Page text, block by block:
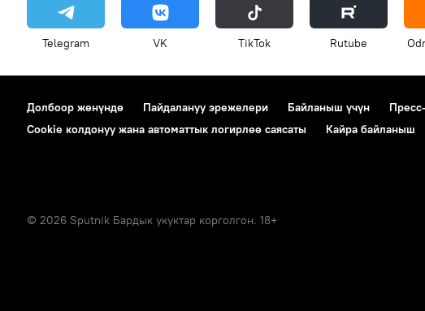
Telegram VK ТikТоk Rutube
Долбоор жөнүндө Пайдалануу эрежелери Байланыш үчүн
Cookie колдонуу жана автоматтык логирлөө саясаты
Кайра байланыш
© 2026 Sputnik Бардык укуктар корголгон. 18+